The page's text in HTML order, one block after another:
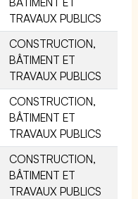
TRAVAUX PUBLICS
CONSTRUCTION,
BÂTIMENT ET
TRAVAUX PUBLICS
CONSTRUCTION,
BÂTIMENT ET
TRAVAUX PUBLICS
CONSTRUCTION,
BÂTIMENT ET
TRAVAUX PUBLICS